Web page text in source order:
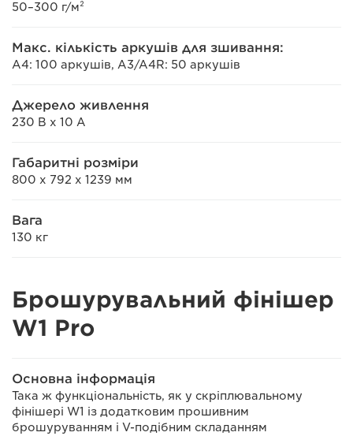
50–300 г/м²
Макс. кількість аркушів для зшивання:
A4: 100 аркушів, A3/A4R: 50 аркушів
Джерело живлення
230 В x 10 A
Габаритні розміри
800 x 792 x 1239 мм
Вага
130 кг
Брошурувальний фінішер
W1 Pro
Основна інформація
Така ж функціональність, як у скріплювальному
фінішері W1 із додатковим прошивним
брошуруванням і V-подібним складанням